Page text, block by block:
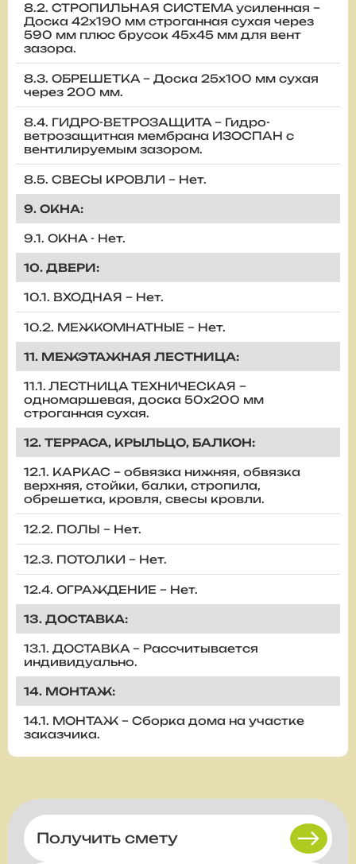
8.2. СТРОПИЛЬНАЯ СИСТЕМА усиленная –
Доска 42х190 мм строганная сухая через
590 мм плюс брусок 45х45 мм для вент
зазора.
8.3. ОБРЕШЕТКА – Доска 25х100 мм сухая
через 200 мм.
8.4. ГИДРО-ВЕТРОЗАЩИТА – Гидро-
ветрозащитная мембрана ИЗОСПАН с
вентилируемым зазором.
8.5. СВЕСЫ КРОВЛИ – Нет.
9. ОКНА:
9.1. ОКНА - Нет.
10. ДВЕРИ:
10.1. ВХОДНАЯ – Нет.
10.2. МЕЖКОМНАТНЫЕ – Нет.
11. МЕЖЭТАЖНАЯ ЛЕСТНИЦА:
11.1. ЛЕСТНИЦА ТЕХНИЧЕСКАЯ –
одномаршевая, доска 50х200 мм
строганная сухая.
12. ТЕРРАСА, КРЫЛЬЦО, БАЛКОН:
12.1. КАРКАС – обвязка нижняя, обвязка
верхняя, стойки, балки, стропила,
обрешетка, кровля, свесы кровли.
12.2. ПОЛЫ – Нет.
12.3. ПОТОЛКИ – Нет.
12.4. ОГРАЖДЕНИЕ – Нет.
13. ДОСТАВКА:
13.1. ДОСТАВКА – Рассчитывается
индивидуально.
14. МОНТАЖ:
14.1. МОНТАЖ – Сборка дома на участке
заказчика.
Получить смету